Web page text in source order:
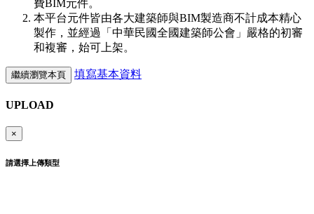
費BIM元件。
本平台元件皆由各大建築師與BIM製造商不計成本精心
製作，並經過「中華民國全國建築師公會」嚴格的初審
和複審，始可上架。
繼續瀏覽本頁 填寫基本資料
UPLOAD
×
請選擇上傳類型